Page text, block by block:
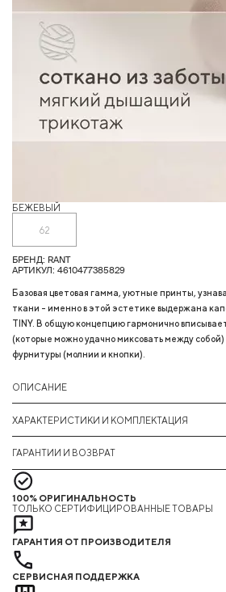
БЕЖЕВЫЙ
62
БРЕНД: RANT
АРТИКУЛ: 4610477385829
Базовая цветовая гамма, уютные принты,
ткани - именно в этой эстетике выдержана
TINY. В общую концепцию гармонично
(которые можно удачно миксовать между собой)
фурнитуры (молнии и кнопки).
ОПИСАНИЕ
ХАРАКТЕРИСТИКИ И КОМПЛЕКТАЦИЯ
ГАРАНТИИ И ВОЗВРАТ
100% ОРИГИНАЛЬНОСТЬ
ТОЛЬКО СЕРТИФИЦИРОВАННЫЕ ТОВАРЫ
ГАРАНТИЯ ОТ ПРОИЗВОДИТЕЛЯ
СЕРВИСНАЯ ПОДДЕРЖКА